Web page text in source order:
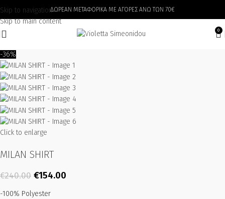
Skip to navigation
Skip to main content
ΔΩΡΕΑΝ ΜΕΤΑΦΟΡΙΚΑ ΜΕ ΑΓΟΡΕΣ ΑΝΩ ΤΩΝ 70€
0
-36%
Click to enlarge
MILAN SHIRT
€240.00 €154.00
-100% Polyester